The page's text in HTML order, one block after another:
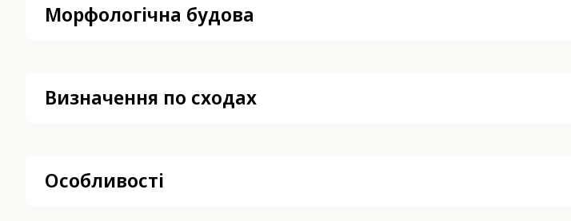
Морфологічна будова
Визначення по сходах
Особливості